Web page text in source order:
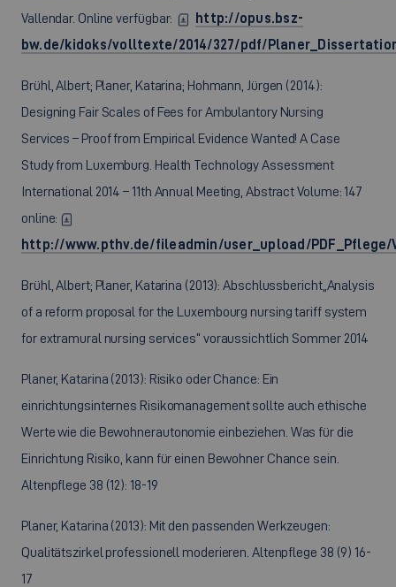
Vallendar. Online verfügbar:
http://opus.bsz-
bw.de/kidoks/volltexte/2014/327/pdf/
Brühl, Albert; Planer, Katarina; Hohmann, Jürgen (2014):
Designing Fair Scales of Fees for Ambulantory Nursing
Services – Proof from Empirical Evidence Wanted! A Case
Study from Luxemburg. Health Technology Assessment
International 2014 – 11th Annual Meeting, Abstract Volume: 147
online:
http://www.pthv.de/fileadmin/user_upload/PDF_Pflege/
Brühl, Albert; Planer, Katarina (2013): Abschlussbericht„Analysis
of a reform proposal for the Luxembourg nursing tariff system
for extramural nursing services“ voraussichtlich Sommer 2014
Planer, Katarina (2013): Risiko oder Chance: Ein
einrichtungsinternes Risikomanagement sollte auch ethische
Werte wie die Bewohnerautonomie einbeziehen. Was für die
Einrichtung Risiko, kann für einen Bewohner Chance sein.
Altenpflege 38 (12): 18-19
Planer, Katarina (2013): Mit den passenden Werkzeugen:
Qualitätszirkel professionell moderieren. Altenpflege 38 (9) 16-
17